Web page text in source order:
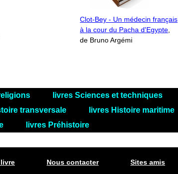
Clot-Bey - Un médecin français
à la cour du Pacha d'Egypte,
de Bruno Argémi
livres Sciences et techniques
transversale
livres Histoire maritime
livres Préhistoire
Nous contacter
Sites amis